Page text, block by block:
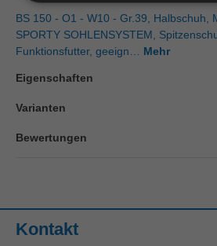
BS 150 - O1 - W10 - Gr.39, Halbschuh,
SPORTY SOHLENSYSTEM,
Funktionsfutter, geeign… Mehr
Eigenschaften
Varianten
Bewertungen
Kontakt